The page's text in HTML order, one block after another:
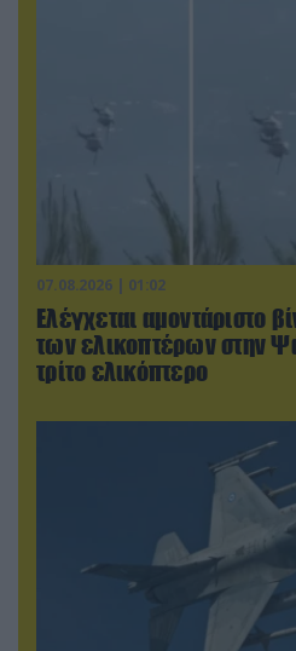
07.08.2026 | 01:02
Ελέγχεται αμοντάριστο
των ελικοπτέρων στην
τρίτο ελικόπτερο